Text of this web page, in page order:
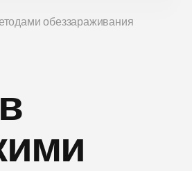
обеззараживания